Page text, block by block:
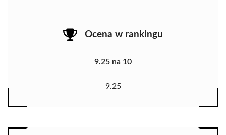
Ocena w rankingu
9.25 na 10
9.25